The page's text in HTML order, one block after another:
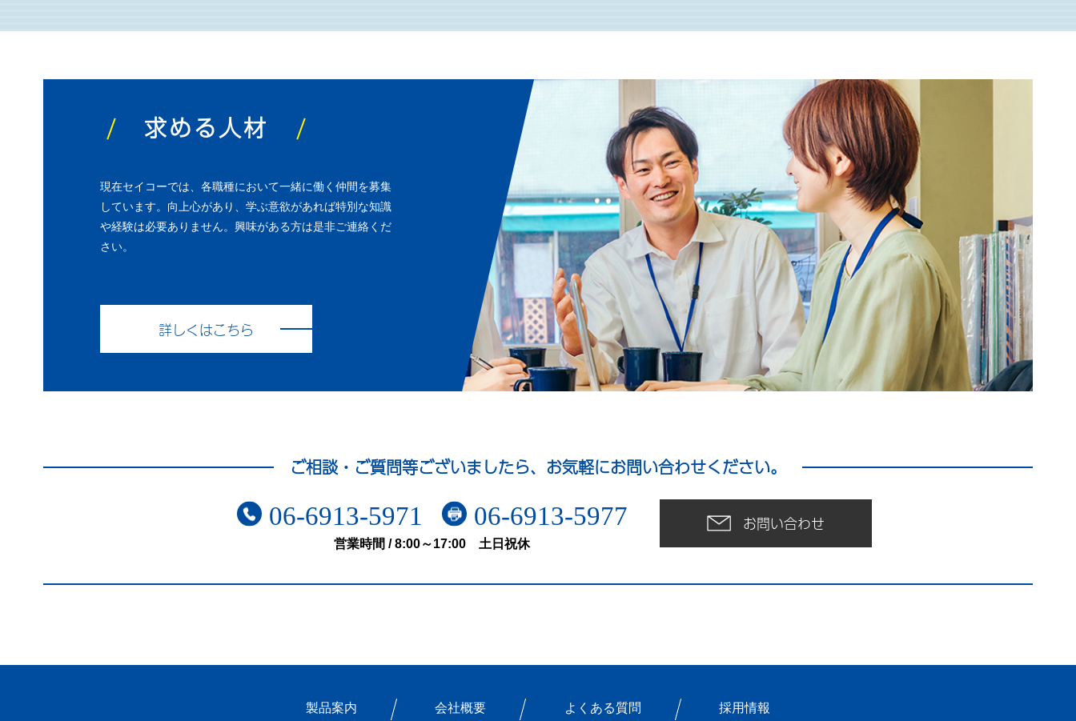
求める人材
現在セイコーでは、各職種において一緒に働く仲間を募集
しています。向上心があり、学ぶ意欲があれば特別な知識
や経験は必要ありません。興味がある方は是非ご連絡くだ
さい。
詳しくはこちら
ご相談・ご質問等ございましたら、お気軽にお問い合わせください。
06-6913-5971 06-6913-5977
営業時間 / 8:00～17:00 土日祝休
お問い合わせ
製品案内 会社概要 よくある質問 採用情報